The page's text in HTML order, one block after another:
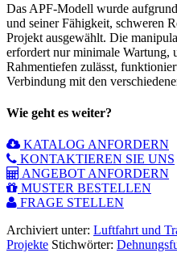
Das APF-Modell wurde
und seiner Fähigkeit, schweren
Projekt ausgewählt. Die
erfordert nur minimale Wartung,
Rahmentiefen zulässt,
Verbindung mit den
Wie geht es weiter?
KATALOG ANFORDERN
KONTAKTIEREN SIE UNS
ANGEBOT ANFORDERN
MUSTER BESTELLEN
FRAGE STELLEN
Archiviert unter: Luftfahrt und
Projekte Stichwörter: